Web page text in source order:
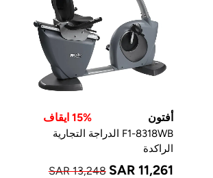
أفتون 15% ايقاف
F1-8318WB الدراجة التجارية
الراكدة
SAR 13,248 SAR 11,261